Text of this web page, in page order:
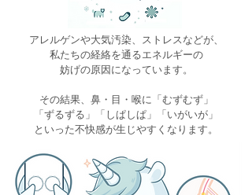
アレルゲンや大気汚染、ストレスなどが、
私たちの経絡を通るエネルギーの
妨げの原因になっています。
その結果、鼻・目・喉に「むずむず」
「ずるずる」「しぱしぱ」「いがいが」
といった不快感が生じやすくなります。